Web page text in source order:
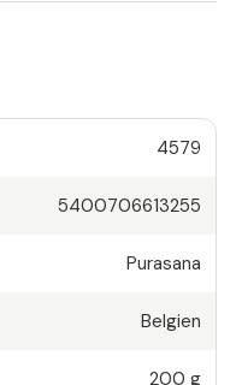
4579
5400706613255
Purasana
Belgien
200 g